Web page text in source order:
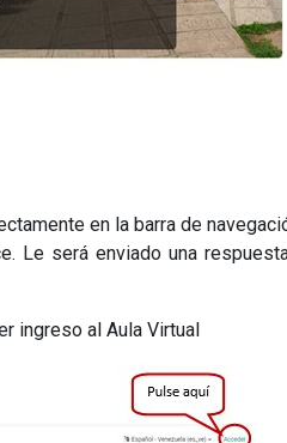
en la barra de
Le será enviado una
ingreso al Aula Virtual